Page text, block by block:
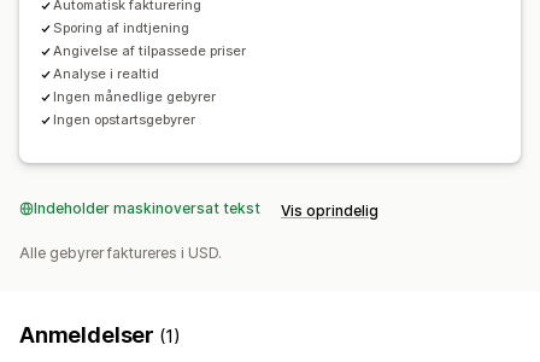
Automatisk fakturering
Sporing af indtjening
Angivelse af tilpassede priser
Analyse i realtid
Ingen månedlige gebyrer
Ingen opstartsgebyrer
Indeholder maskinoversat tekst Vis oprindelig
Alle gebyrer faktureres i USD.
Anmeldelser (1)